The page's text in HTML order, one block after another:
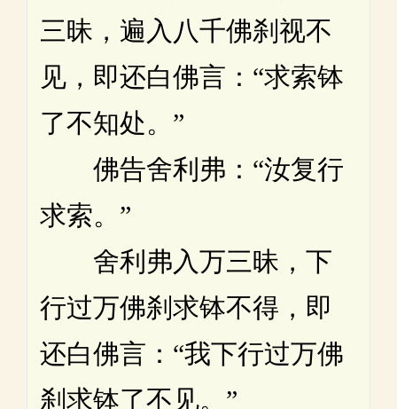
三昧，遍入八千佛刹视不
见，即还白佛言：“求索钵
了不知处。”
佛告舍利弗：“汝复行
求索。”
舍利弗入万三昧，下
行过万佛刹求钵不得，即
还白佛言：“我下行过万佛
刹求钵了不见。”